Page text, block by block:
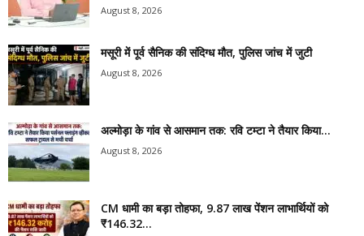
August 8, 2026
मसूरी में पूर्व सैनिक की संदिग्ध मौत, पुलिस जांच में जुटी
August 8, 2026
अल्मोड़ा के गांव से आसमान तक: रवि टम्टा ने तैयार किया...
August 8, 2026
CM धामी का बड़ा तोहफा, 9.87 लाख पेंशन लाभार्थियों को
₹146.32...